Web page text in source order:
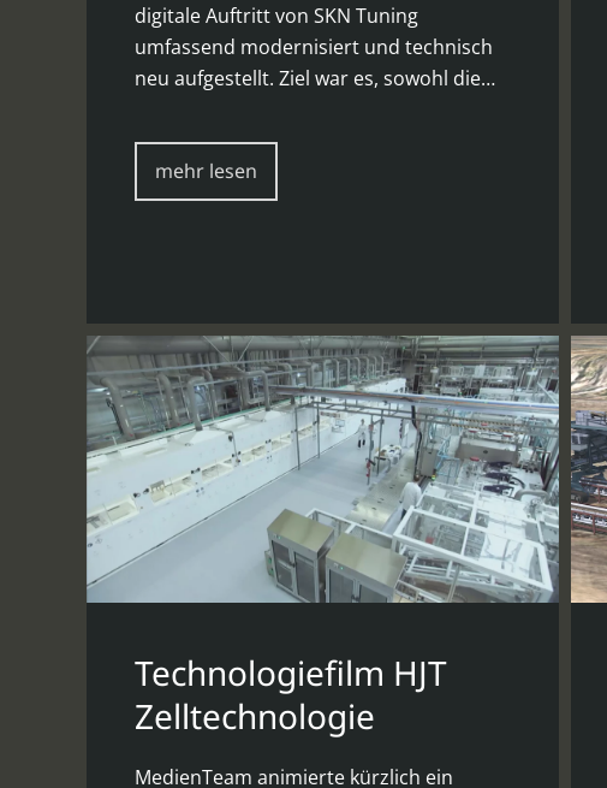
digitale Auftritt von SKN Tuning
umfassend modernisiert und technisch
neu aufgestellt. Ziel war es, sowohl die…
mehr lesen
Technologiefilm HJT
Zelltechnologie
MedienTeam animierte kürzlich ein